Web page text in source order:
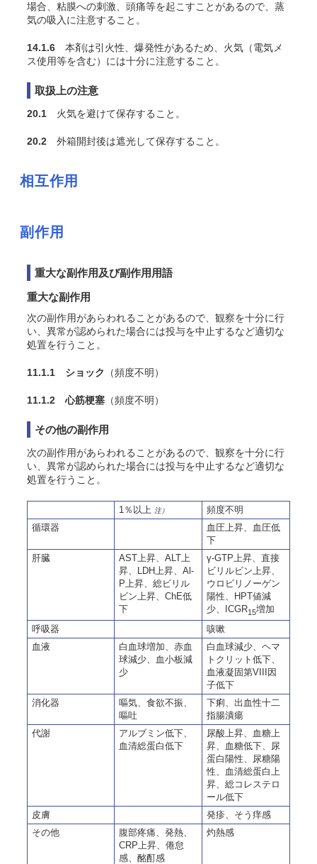
場合、粘膜への刺激、頭痛等を起こすことがあるので、蒸
気の吸入に注意すること。
14.1.6 本剤は引火性、爆発性があるため、火気（電気メ
ス使用等を含む）には十分に注意すること。
取扱上の注意
20.1 火気を避けて保存すること。
20.2 外箱開封後は遮光して保存すること。
相互作用
副作用
重大な副作用及び副作用用語
重大な副作用
次の副作用があらわれることがあるので、観察を十分に行
い、異常が認められた場合には投与を中止するなど適切な
処置を行うこと 。
11.1.1 ショック （頻度不明）
11.1.2 心筋梗塞 （頻度不明）
その他の副作用
次の副作用があらわれることがあるので、観察を十分に行
い、異常が認められた場合には投与を中止するなど適切な
処置を行うこと 。
1％以上 注）
頻度不明
循環器
血圧上昇、血圧低
下
肝臓
AST上昇、ALT上
昇、LDH上昇、Al-
P上昇、総ビリル
ビン上昇、ChE低
下
γ-GTP上昇、直接
ビリルビン上昇、
ウロビリノーゲン
陽性、HPT値減
少、ICGR15増加
呼吸器
咳嗽
血液
白血球増加、赤血
球減少、血小板減
少
白血球減少、ヘマ
トクリット低下、
血液凝固第VIII因
子低下
消化器
嘔気、食欲不振、
嘔吐
下痢、出血性十二
指腸潰瘍
代謝
アルブミン低下、
血清総蛋白低下
尿酸上昇、血糖上
昇、血糖低下、尿
蛋白陽性、尿糖陽
性、血清総蛋白上
昇、総コレステロ
ール低下
皮膚
発疹、そう痒感
その他
腹部疼痛、発熱、
CRP上昇、倦怠
感、酩酊感
灼熱感